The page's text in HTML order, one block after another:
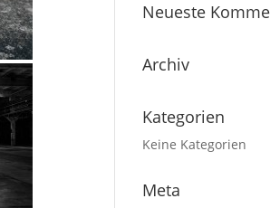
Neueste
Archiv
Kategorien
Keine Kategorien
Meta